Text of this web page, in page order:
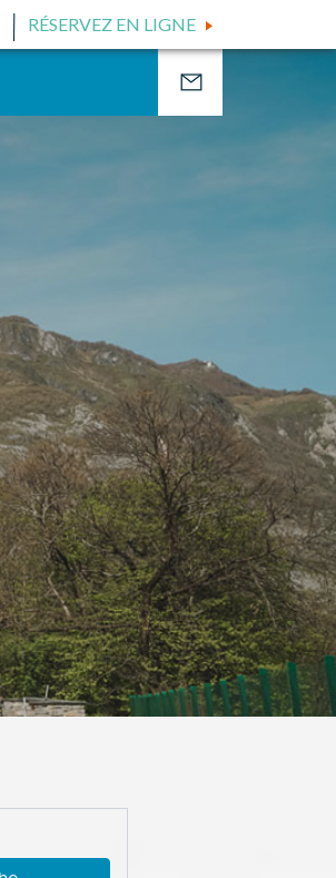
RÉSERVEZ EN LIGNE